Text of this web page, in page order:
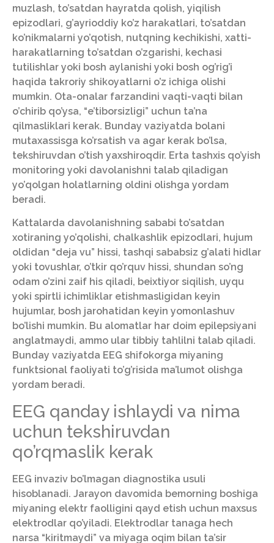
muzlash, to’satdan hayratda qolish, yiqilish
epizodlari, g’ayrioddiy ko’z harakatlari, to’satdan
ko’nikmalarni yo’qotish, nutqning kechikishi, xatti-
harakatlarning to’satdan o’zgarishi, kechasi
tutilishlar yoki bosh aylanishi yoki bosh og’rig’i
haqida takroriy shikoyatlarni o’z ichiga olishi
mumkin. Ota-onalar farzandini vaqti-vaqti bilan
o’chirib qo’ysa, “e’tiborsizligi” uchun ta’na
qilmasliklari kerak. Bunday vaziyatda bolani
mutaxassisga ko’rsatish va agar kerak bo’lsa,
tekshiruvdan o’tish yaxshiroqdir. Erta tashxis qo’yish
monitoring yoki davolanishni talab qiladigan
yo’qolgan holatlarning oldini olishga yordam
beradi.
Kattalarda davolanishning sababi to’satdan
xotiraning yo’qolishi, chalkashlik epizodlari, hujum
oldidan “deja vu” hissi, tashqi sababsiz g’alati hidlar
yoki tovushlar, o’tkir qo’rquv hissi, shundan so’ng
odam o’zini zaif his qiladi, beixtiyor siqilish, uyqu
yoki spirtli ichimliklar etishmasligidan keyin
hujumlar, bosh jarohatidan keyin yomonlashuv
bo’lishi mumkin. Bu alomatlar har doim epilepsiyani
anglatmaydi, ammo ular tibbiy tahlilni talab qiladi.
Bunday vaziyatda EEG shifokorga miyaning
funktsional faoliyati to’g’risida ma’lumot olishga
yordam beradi.
EEG qanday ishlaydi va nima
uchun tekshiruvdan
qo’rqmaslik kerak
EEG invaziv bo’lmagan diagnostika usuli
hisoblanadi. Jarayon davomida bemorning boshiga
miyaning elektr faolligini qayd etish uchun maxsus
elektrodlar qo’yiladi. Elektrodlar tanaga hech
narsa “kiritmaydi” va miyaga oqim bilan ta’sir